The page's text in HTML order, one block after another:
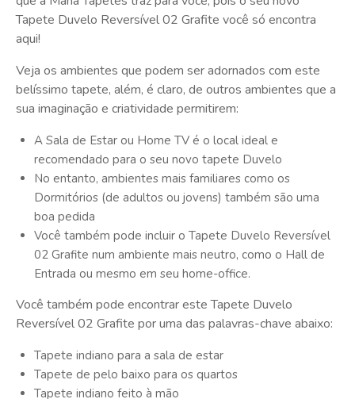
Tapete Duvelo Reversível 02 Grafite você só encontra
aqui!
Veja os ambientes que podem ser adornados com este
belíssimo tapete, além, é claro, de outros ambientes que a
sua imaginação e criatividade permitirem:
A Sala de Estar ou Home TV é o local ideal e
recomendado para o seu novo tapete Duvelo
No entanto, ambientes mais familiares como os
Dormitórios (de adultos ou jovens) também são uma
boa pedida
Você também pode incluir o Tapete Duvelo Reversível
02 Grafite num ambiente mais neutro, como o Hall de
Entrada ou mesmo em seu home-office.
Você também pode encontrar este Tapete Duvelo
Reversível 02 Grafite por uma das palavras-chave abaixo:
Tapete indiano para a sala de estar
Tapete de pelo baixo para os quartos
Tapete indiano feito à mão